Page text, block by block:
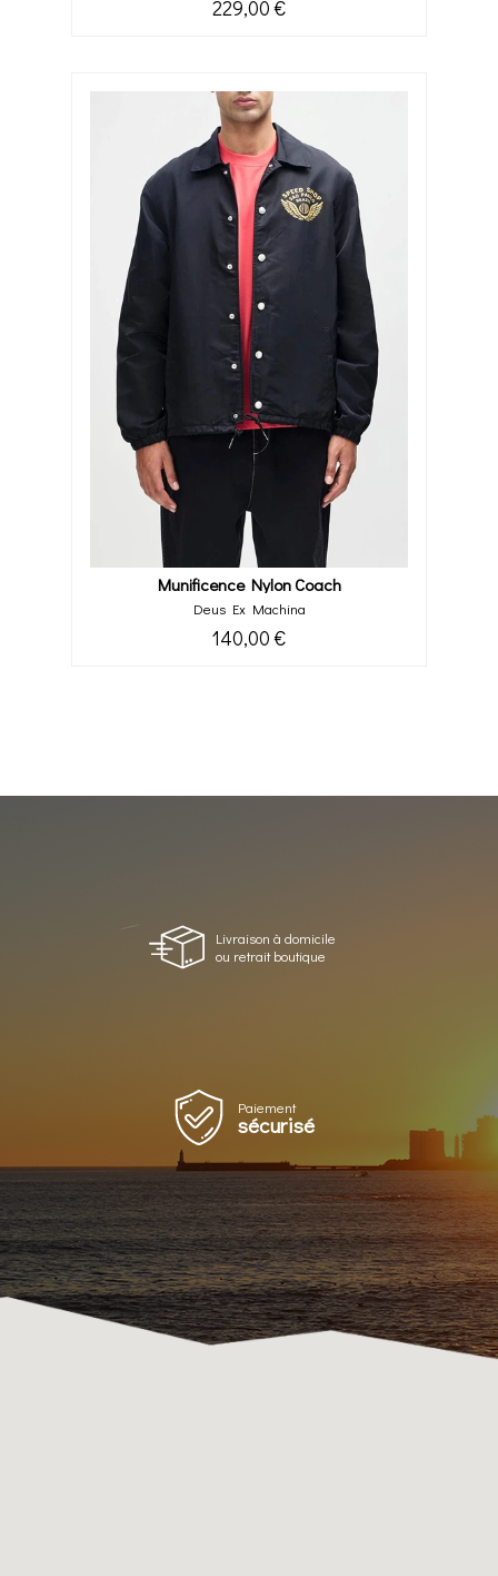
229,00 €
Munificence Nylon Coach
Deus Ex Machina
140,00 €
Livraison à domicile
ou retrait boutique
Paiement
sécurisé